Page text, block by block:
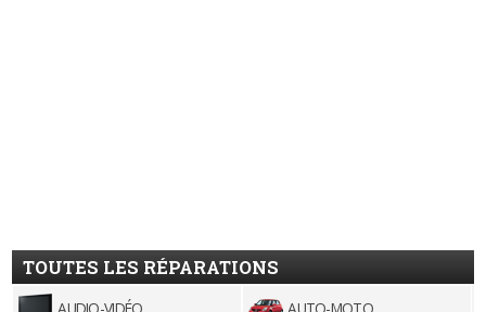
TOUTES LES RÉPARATIONS